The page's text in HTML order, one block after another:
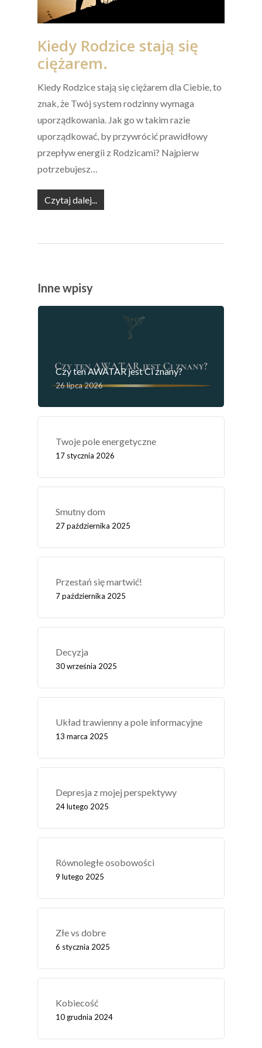
Kiedy Rodzice stają się
ciężarem.
Kiedy Rodzice stają się ciężarem dla Ciebie, to
znak, że Twój system rodzinny wymaga
uporządkowania. Jak go w takim razie
uporządkować, by przywrócić prawidłowy
przepływ energii z Rodzicami? Najpierw
potrzebujesz…
Czytaj dalej...
Inne wpisy
Czy ten AWATAR jest Ci znany?
26 lipca 2026
Twoje pole energetyczne
17 stycznia 2026
Smutny dom
27 października 2025
Przestań się martwić!
7 października 2025
Decyzja
30 września 2025
Układ trawienny a pole informacyjne
13 marca 2025
Depresja z mojej perspektywy
24 lutego 2025
Równoległe osobowości
9 lutego 2025
Złe vs dobre
6 stycznia 2025
Kobiecość
10 grudnia 2024